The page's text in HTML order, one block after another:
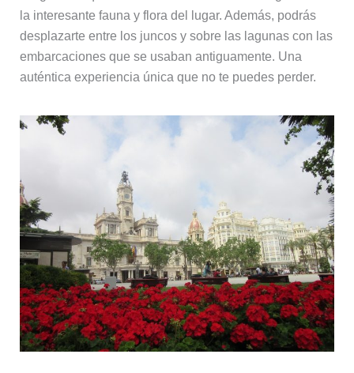
la interesante fauna y flora del lugar. Además, podrás
desplazarte entre los juncos y sobre las lagunas con las
embarcaciones que se usaban antiguamente. Una
auténtica experiencia única que no te puedes perder.